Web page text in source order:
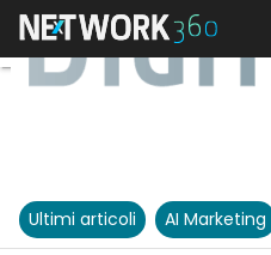
Ultimi articoli AI Marketing